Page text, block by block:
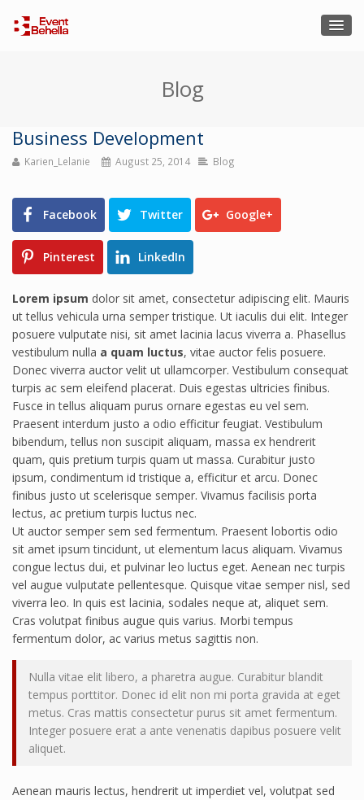
Blog
Business Development
Karien_Lelanie August 25, 2014 Blog
Facebook Twitter Google+
Pinterest LinkedIn
Lorem ipsum dolor sit amet, consectetur adipiscing elit. Mauris
ut tellus vehicula urna semper tristique. Ut iaculis dui elit. Integer
posuere vulputate nisi, sit amet lacinia lacus viverra a. Phasellus
vestibulum nulla a quam luctus, vitae auctor felis posuere.
Donec viverra auctor velit ut ullamcorper. Vestibulum consequat
turpis ac sem eleifend placerat. Duis egestas ultricies finibus.
Fusce in tellus aliquam purus ornare egestas eu vel sem.
Praesent interdum justo a odio efficitur feugiat. Vestibulum
bibendum, tellus non suscipit aliquam, massa ex hendrerit
quam, quis pretium turpis quam ut massa. Curabitur justo
ipsum, condimentum id tristique a, efficitur et arcu. Donec
finibus justo ut scelerisque semper. Vivamus facilisis porta
lectus, ac pretium turpis luctus nec.
Ut auctor semper sem sed fermentum. Praesent lobortis odio
sit amet ipsum tincidunt, ut elementum lacus aliquam. Vivamus
congue lectus dui, et pulvinar leo luctus eget. Aenean nec turpis
vel augue vulputate pellentesque. Quisque vitae semper nisl, sed
viverra leo. In quis est lacinia, sodales neque at, aliquet sem.
Cras volutpat finibus augue quis varius. Morbi tempus
fermentum dolor, ac varius metus sagittis non.
Nulla vitae elit libero, a pharetra augue. Curabitur blandit
tempus porttitor. Donec id elit non mi porta gravida at eget
metus. Cras mattis consectetur purus sit amet fermentum.
Integer posuere erat a ante venenatis dapibus posuere velit
aliquet.
Aenean mauris lectus, hendrerit ut imperdiet vel, volutpat sed